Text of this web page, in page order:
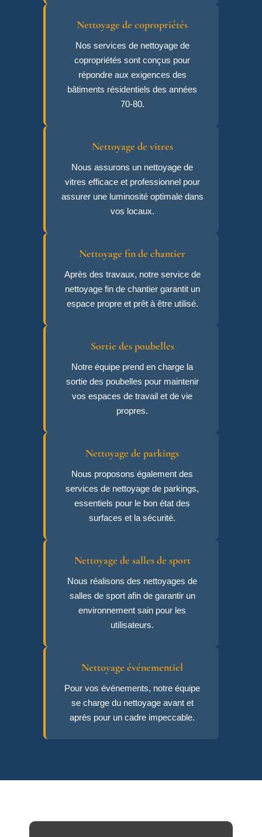
Nettoyage de copropriétés
Nos services de nettoyage de
copropriétés sont conçus pour
répondre aux exigences des
bâtiments résidentiels des années
70-80.
Nettoyage de vitres
Nous assurons un nettoyage de
vitres efficace et professionnel pour
assurer une luminosité optimale dans
vos locaux.
Nettoyage fin de chantier
Après des travaux, notre service de
nettoyage fin de chantier garantit un
espace propre et prêt à être utilisé.
Sortie des poubelles
Notre équipe prend en charge la
sortie des poubelles pour maintenir
vos espaces de travail et de vie
propres.
Nettoyage de parkings
Nous proposons également des
services de nettoyage de parkings,
essentiels pour le bon état des
surfaces et la sécurité.
Nettoyage de salles de sport
Nous réalisons des nettoyages de
salles de sport afin de garantir un
environnement sain pour les
utilisateurs.
Nettoyage événementiel
Pour vos événements, notre équipe
se charge du nettoyage avant et
après pour un cadre impeccable.